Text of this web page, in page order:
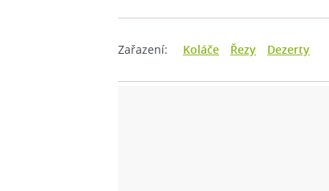
Zařazení: Koláče Řezy Dezerty